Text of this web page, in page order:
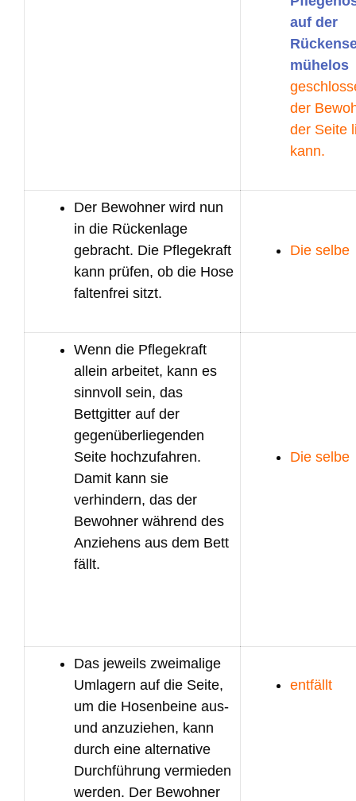
auf der
mühelos
der
der Seite
kann.
Der Bewohner wird nun
in die Rückenlage
gebracht. Die Pflegekraft
kann prüfen, ob die Hose
faltenfrei sitzt.
Die selbe
Wenn die Pflegekraft
allein arbeitet, kann es
sinnvoll sein, das
Bettgitter auf der
gegenüberliegenden
Seite hochzufahren.
Damit kann sie
verhindern, das der
Bewohner während des
Anziehens aus dem Bett
fällt.
Die selbe
Das jeweils zweimalige
Umlagern auf die Seite,
um die Hosenbeine aus-
und anzuziehen, kann
durch eine alternative
Durchführung vermieden
werden. Der Bewohner
entfällt